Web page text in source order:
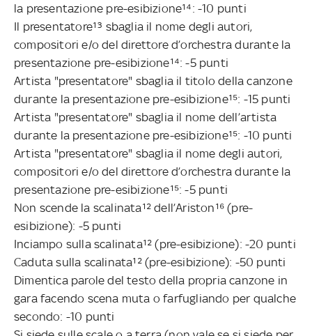
la presentazione pre-esibizione¹⁴: -10 punti
Il presentatore¹³ sbaglia il nome degli autori,
compositori e/o del direttore d’orchestra durante la
presentazione pre-esibizione¹⁴: -5 punti
Artista "presentatore" sbaglia il titolo della canzone
durante la presentazione pre-esibizione¹⁵: -15 punti
Artista "presentatore" sbaglia il nome dell’artista
durante la presentazione pre-esibizione¹⁵: -10 punti
Artista "presentatore" sbaglia il nome degli autori,
compositori e/o del direttore d’orchestra durante la
presentazione pre-esibizione¹⁵: -5 punti
Non scende la scalinata¹² dell’Ariston¹⁶ (pre-
esibizione): -5 punti
Inciampo sulla scalinata¹² (pre-esibizione): -20 punti
Caduta sulla scalinata¹² (pre-esibizione): -50 punti
Dimentica parole del testo della propria canzone in
gara facendo scena muta o farfugliando per qualche
secondo: -10 punti